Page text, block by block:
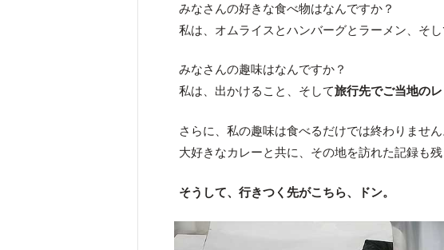
みなさんの好きな食べ物はなんですか？
私は、オムライスとハンバーグとラーメン、そし
みなさんの趣味はなんですか？
私は、出かけること、そして旅行先でご当地の
さらに、私の趣味は食べるだけでは終わりません
大好きなカレーと共に、その地を訪れた記録も
そうして、行きつく先がこちら、ドン。